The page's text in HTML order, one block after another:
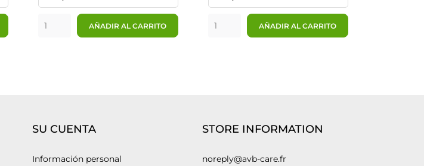
AÑADIR AL CARRITO AÑADIR AL CARRITO
SU CUENTA
Información personal
STORE INFORMATION
noreply@avb-care.fr